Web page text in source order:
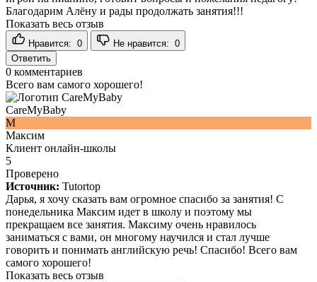
Благодарим Алёну и рады продолжать занятия!!!
Показать весь отзыв
Нравится: 0 Не нравится: 0
Ответить
0 комментариев
Всего вам самого хорошего!
CareMyBaby
М
Максим
Клиент онлайн-школы
5
Проверено
Источник: Tutortop
Дарья, я хочу сказать вам огромное спасибо за занятия! С
понедельника Максим идет в школу и поэтому мы
прекращаем все занятия. Максиму очень нравилось
заниматься с вами, он многому научился и стал лучше
говорить и понимать английскую речь! Спасибо! Всего вам
самого хорошего!
Показать весь отзыв